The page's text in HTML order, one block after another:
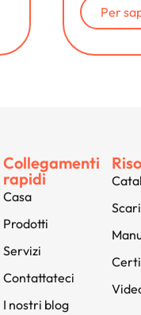
Per
Collegamenti
rapidi
Casa
Prodotti
Servizi
Contattateci
I nostri blog